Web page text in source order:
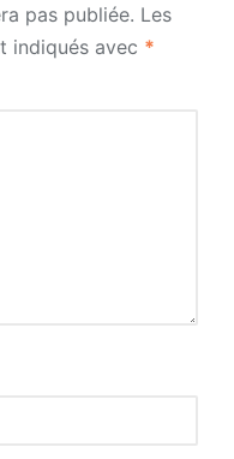
pas publiée. Les
indiqués avec *